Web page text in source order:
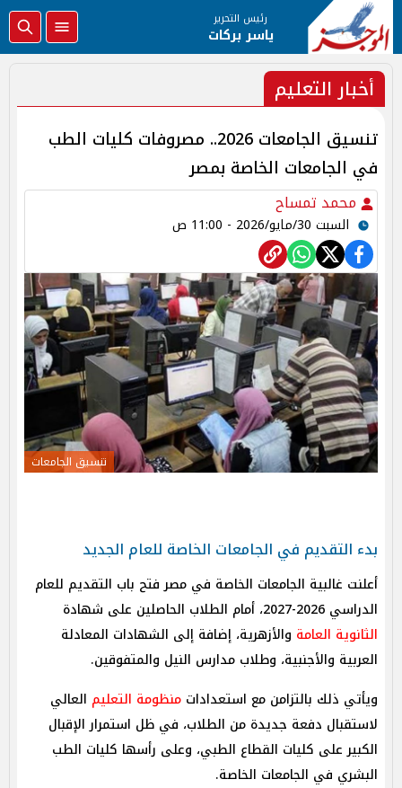
رئيس التحرير
ياسر بركات
أخبار التعليم
تنسيق الجامعات 2026.. مصروفات كليات الطب
في الجامعات الخاصة بمصر
محمد تمساح
السبت 30/مايو/2026 - 11:00 ص
تنسيق الجامعات
بدء التقديم في الجامعات الخاصة للعام الجديد
أعلنت غالبية الجامعات الخاصة في مصر فتح باب التقديم للعام
الدراسي 2026-2027، أمام الطلاب الحاصلين على شهادة
الثانوية العامة والأزهرية، إضافة إلى الشهادات المعادلة
العربية والأجنبية، وطلاب مدارس النيل والمتفوقين.
ويأتي ذلك بالتزامن مع استعدادات منظومة التعليم العالي
لاستقبال دفعة جديدة من الطلاب، في ظل استمرار الإقبال
الكبير على كليات القطاع الطبي، وعلى رأسها كليات الطب
البشري في الجامعات الخاصة.